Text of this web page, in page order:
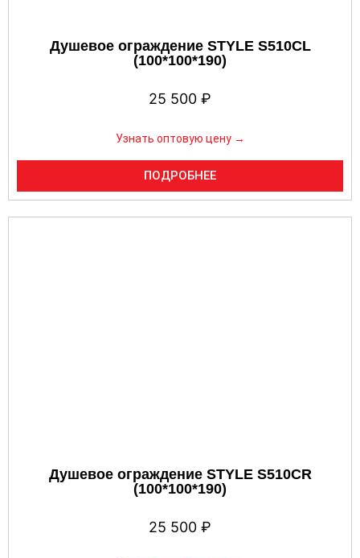
Душевое ограждение STYLE S510CL
(100*100*190)
25 500 ₽
Узнать оптовую цену →
ПОДРОБНЕЕ
Душевое ограждение STYLE S510CR
(100*100*190)
25 500 ₽